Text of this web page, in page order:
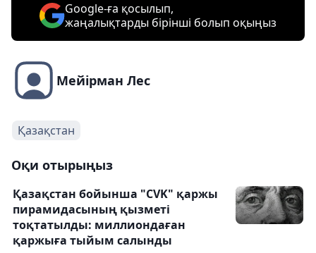
Google-ға қосылып,
жаңалықтарды бірінші болып оқыңыз
Мейірман Лес
Қазақстан
Оқи отырыңыз
Қазақстан бойынша "CVK" қаржы
пирамидасының қызметі
тоқтатылды: миллиондаған
қаржыға тыйым салынды